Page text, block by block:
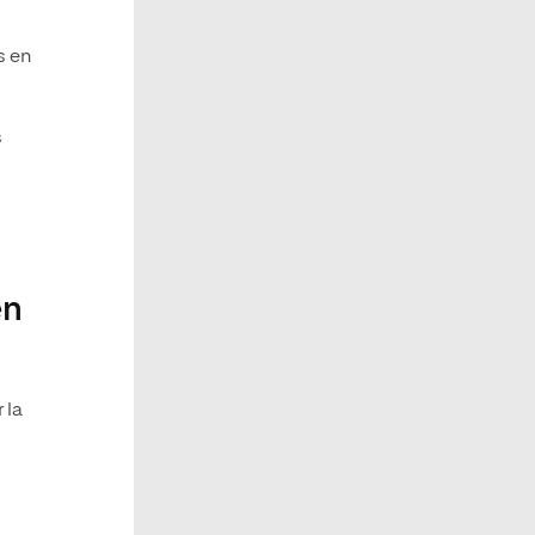
en
la